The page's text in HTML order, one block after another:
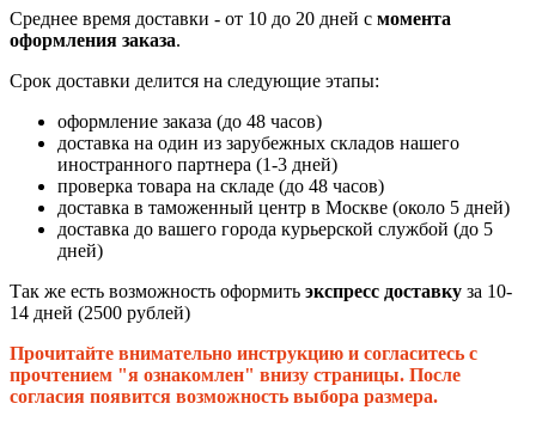
Среднее время доставки - от 10 до 20 дней с момента
оформления заказа.
Срок доставки делится на следующие этапы:
оформление заказа (до 48 часов)
доставка на один из зарубежных складов нашего
иностранного партнера (1-3 дней)
проверка товара на складе (до 48 часов)
доставка в таможенный центр в Москве (около 5 дней)
доставка до вашего города курьерской службой (до 5
дней)
Так же есть возможность оформить экспресс доставку за 10-
14 дней (2500 рублей)
Прочитайте внимательно инструкцию и согласитесь с
прочтением "я ознакомлен" внизу страницы. После
согласия появится возможность выбора размера.